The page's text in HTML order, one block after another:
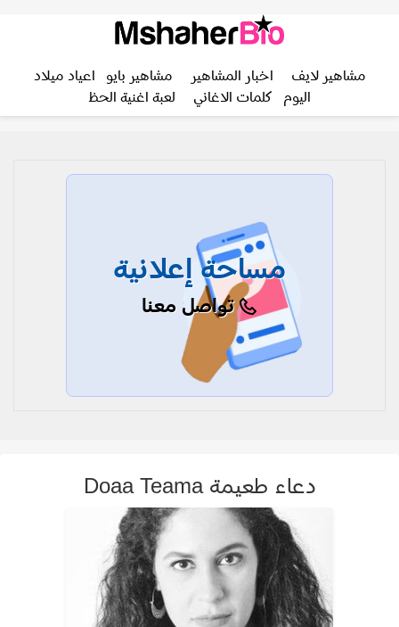
مشاهير لايف اخبار المشاهير مشاهير بايو
اعياد ميلاد
اليوم
كلمات الاغاني لعبة اغنية الحظ
مساحة إعلانية
تواصل معنا
دعاء طعيمة Doaa Teama